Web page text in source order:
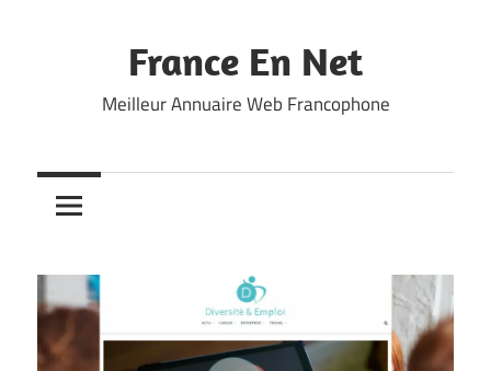
France En Net
Meilleur Annuaire Web Francophone